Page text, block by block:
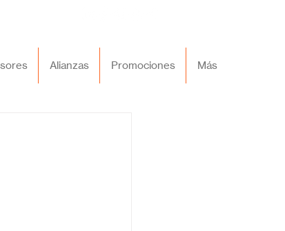
Alianzas Promociones Más